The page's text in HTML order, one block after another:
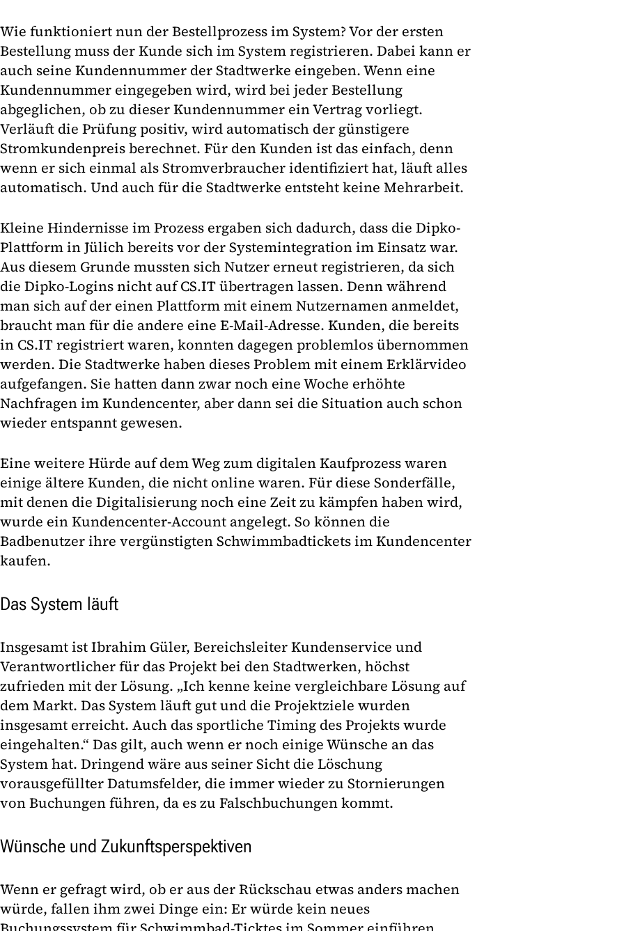
Wie funktioniert nun der Bestellprozess im System? Vor der ersten
Bestellung muss der Kunde sich im System registrieren. Dabei kann er
auch seine Kundennummer der Stadtwerke eingeben. Wenn eine
Kundennummer eingegeben wird, wird bei jeder Bestellung
abgeglichen, ob zu dieser Kundennummer ein Vertrag vorliegt.
Verläuft die Prüfung positiv, wird automatisch der günstigere
Stromkundenpreis berechnet. Für den Kunden ist das einfach, denn
wenn er sich einmal als Stromverbraucher identifiziert hat, läuft alles
automatisch. Und auch für die Stadtwerke entsteht keine Mehrarbeit.
Kleine Hindernisse im Prozess ergaben sich dadurch, dass die Dipko-
Plattform in Jülich bereits vor der Systemintegration im Einsatz war.
Aus diesem Grunde mussten sich Nutzer erneut registrieren, da sich
die Dipko-Logins nicht auf CS.IT übertragen lassen. Denn während
man sich auf der einen Plattform mit einem Nutzernamen anmeldet,
braucht man für die andere eine E-Mail-Adresse. Kunden, die bereits
in CS.IT registriert waren, konnten dagegen problemlos übernommen
werden. Die Stadtwerke haben dieses Problem mit einem Erklärvideo
aufgefangen. Sie hatten dann zwar noch eine Woche erhöhte
Nachfragen im Kundencenter, aber dann sei die Situation auch schon
wieder entspannt gewesen.
Eine weitere Hürde auf dem Weg zum digitalen Kaufprozess waren
einige ältere Kunden, die nicht online waren. Für diese Sonderfälle,
mit denen die Digitalisierung noch eine Zeit zu kämpfen haben wird,
wurde ein Kundencenter-Account angelegt. So können die
Badbenutzer ihre vergünstigten Schwimmbadtickets im Kundencenter
kaufen.
Das System läuft
Insgesamt ist Ibrahim Güler, Bereichsleiter Kundenservice und
Verantwortlicher für das Projekt bei den Stadtwerken, höchst
zufrieden mit der Lösung. „Ich kenne keine vergleichbare Lösung auf
dem Markt. Das System läuft gut und die Projektziele wurden
insgesamt erreicht. Auch das sportliche Timing des Projekts wurde
eingehalten.“ Das gilt, auch wenn er noch einige Wünsche an das
System hat. Dringend wäre aus seiner Sicht die Löschung
vorausgefüllter Datumsfelder, die immer wieder zu Stornierungen
von Buchungen führen, da es zu Falschbuchungen kommt.
Wünsche und Zukunftsperspektiven
Wenn er gefragt wird, ob er aus der Rückschau etwas anders machen
würde, fallen ihm zwei Dinge ein: Er würde kein neues